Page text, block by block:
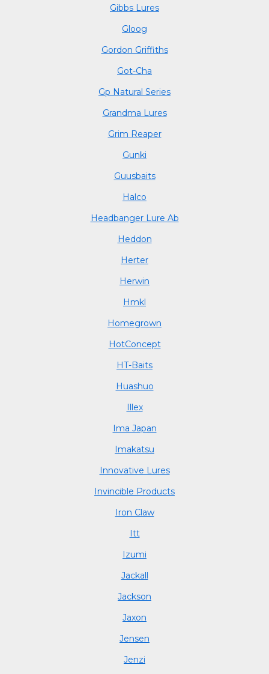
Gibbs Lures
Gloog
Gordon Griffiths
Got-Cha
Gp Natural Series
Grandma Lures
Grim Reaper
Gunki
Guusbaits
Halco
Headbanger Lure Ab
Heddon
Herter
Herwin
Hmkl
Homegrown
HotConcept
HT-Baits
Huashuo
Illex
Ima Japan
Imakatsu
Innovative Lures
Invincible Products
Iron Claw
Itt
Izumi
Jackall
Jackson
Jaxon
Jensen
Jenzi